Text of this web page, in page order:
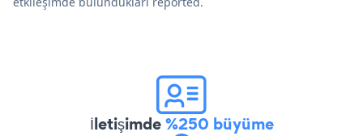
İletişimde%250 büyüme